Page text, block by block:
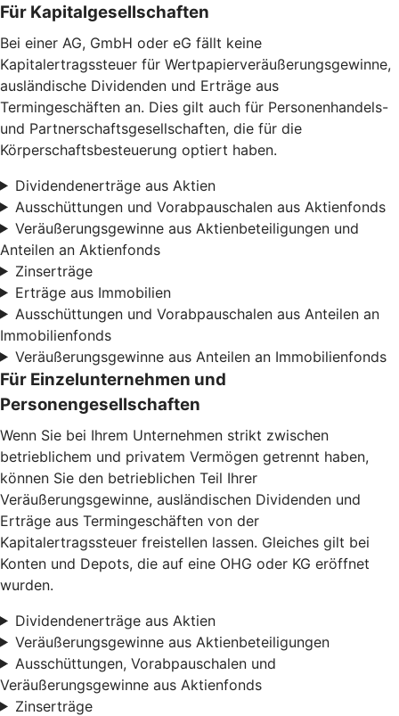
Für Kapitalgesellschaften
Bei einer AG, GmbH oder eG fällt keine
Kapitalertragssteuer für Wertpapierveräußerungsgewinne,
ausländische Dividenden und Erträge aus
Termingeschäften an. Dies gilt auch für Personenhandels-
und Partnerschaftsgesellschaften, die für die
Körperschaftsbesteuerung optiert haben.
Dividendenerträge aus Aktien
Ausschüttungen und Vorabpauschalen aus Aktienfonds
Veräußerungsgewinne aus Aktienbeteiligungen und
Anteilen an Aktienfonds
Zinserträge
Erträge aus Immobilien
Ausschüttungen und Vorabpauschalen aus Anteilen an
Immobilienfonds
Veräußerungsgewinne aus Anteilen an Immobilienfonds
Für Einzelunternehmen und
Personengesellschaften
Wenn Sie bei Ihrem Unternehmen strikt zwischen
betrieblichem und privatem Vermögen getrennt haben,
können Sie den betrieblichen Teil Ihrer
Veräußerungsgewinne, ausländischen Dividenden und
Erträge aus Termingeschäften von der
Kapitalertragssteuer freistellen lassen. Gleiches gilt bei
Konten und Depots, die auf eine OHG oder KG eröffnet
wurden.
Dividendenerträge aus Aktien
Veräußerungsgewinne aus Aktienbeteiligungen
Ausschüttungen, Vorabpauschalen und
Veräußerungsgewinne aus Aktienfonds
Zinserträge